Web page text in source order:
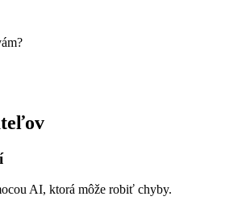
AI, ktorá môže robiť chyby.